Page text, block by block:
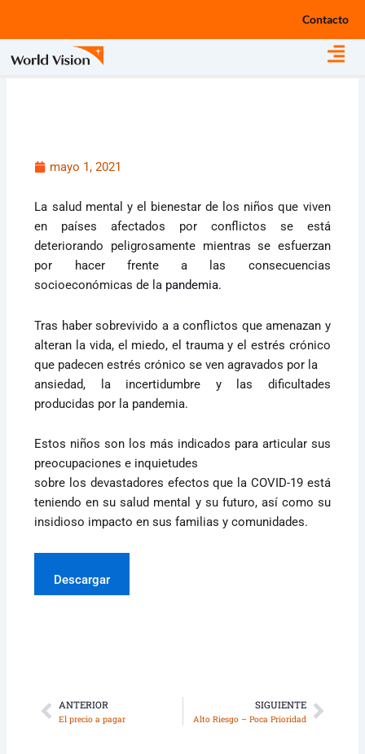
Contacto
mayo 1, 2021
La salud mental y el bienestar de los niños que viven
en países afectados por conflictos se está
deteriorando peligrosamente mientras se esfuerzan
por hacer frente a las consecuencias
socioeconómicas de la pandemia.
Tras haber sobrevivido a a conflictos que amenazan y
alteran la vida, el miedo, el trauma y el estrés crónico
que padecen estrés crónico se ven agravados por la
ansiedad, la incertidumbre y las dificultades
producidas por la pandemia.
Estos niños son los más indicados para articular sus
preocupaciones e inquietudes
sobre los devastadores efectos que la COVID-19 está
teniendo en su salud mental y su futuro, así como su
insidioso impacto en sus familias y comunidades.
Descargar
AntANTERIOR
El precio a pagar
SIGUIENTE
Alto Riesgo – Poca Prioridad